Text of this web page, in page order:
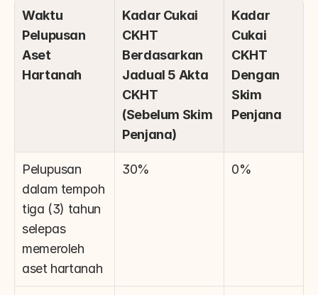
Waktu
Pelupusan
Aset
Hartanah
Kadar Cukai
CKHT
Berdasarkan
Jadual 5 Akta
CKHT
(Sebelum Skim
Penjana)
Kadar
Cukai
CKHT
Dengan
Skim
Penjana
Pelupusan
dalam tempoh
tiga (3) tahun
selepas
memeroleh
aset hartanah
30% 0%